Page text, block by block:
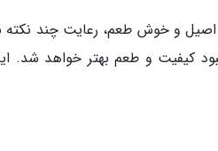
اصیل و خوش طعم، رعایت چند
کیفیت و طعم بهتر خواهد شد.